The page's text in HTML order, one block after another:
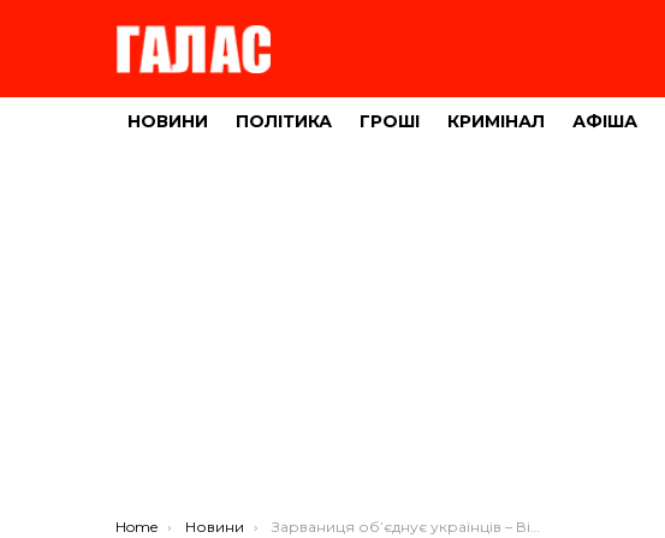
НОВИНИ ПОЛІТИКА ГРОШІ КРИМІНАЛ АФІША
You are here:
Home Новини Зарваниця об’єднує українців – Віталій Скоцик